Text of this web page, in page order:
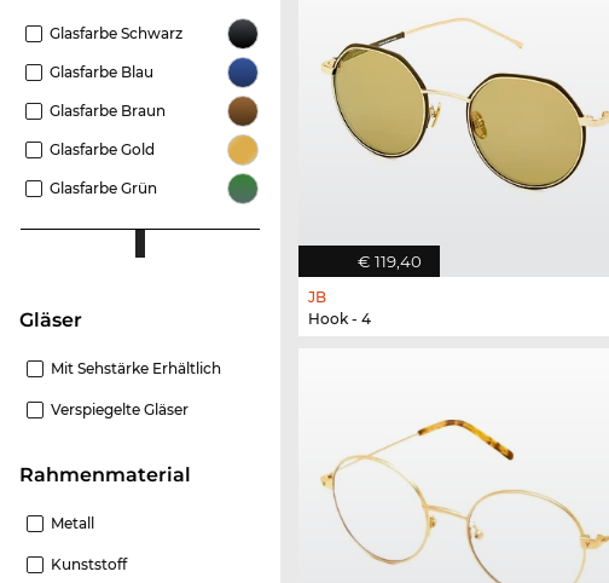
Glasfarbe Schwarz
Glasfarbe Blau
Glasfarbe Braun
Glasfarbe Gold
Glasfarbe Grün
Gläser
Mit Sehstärke Erhältlich
Verspiegelte Gläser
Rahmenmaterial
Metall
Kunststoff
€ 119,40
JB
Hook - 4